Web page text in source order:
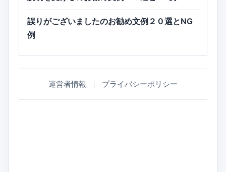
誤りがございましたのお勧め文例２０選とNG
例
運営者情報 ｜ プライバシーポリシー